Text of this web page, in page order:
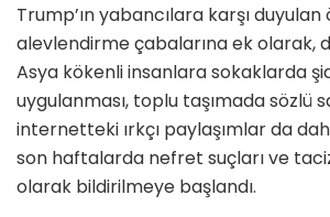
Trump’ın yabancılara karşı
alevlendirme çabalarına ek olarak,
Asya kökenli insanlara sokaklarda
uygulanması, toplu taşımada sözlü
internetteki ırkçı paylaşımlar da
son haftalarda nefret suçları ve
olarak bildirilmeye başlandı.